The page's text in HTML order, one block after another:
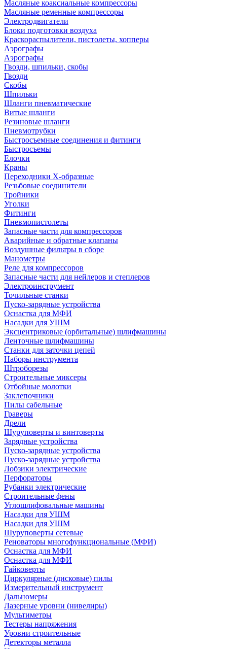
Масляные коаксиальные компрессоры
Масляные ременные компрессоры
Электродвигатели
Блоки подготовки воздуха
Краскораспылители, пистолеты, хопперы
Аэрографы
Аэрографы
Гвозди, шпильки, скобы
Гвозди
Скобы
Шпильки
Шланги пневматические
Витые шланги
Резиновые шланги
Пневмотрубки
Быстросъемные соединения и фитинги
Быстросъемы
Елочки
Краны
Переходники Х-образные
Резьбовые соединители
Тройники
Уголки
Фитинги
Пневмопистолеты
Запасные части для компрессоров
Аварийные и обратные клапаны
Воздушные фильтры в сборе
Манометры
Реле для компрессоров
Запасные части для нейлеров и степлеров
Электроинструмент
Точильные станки
Пуско-зарядные устройства
Оснастка для МФИ
Насадки для УШМ
Эксцентриковые (орбитальные) шлифмашины
Ленточные шлифмашины
Станки для заточки цепей
Наборы инструмента
Штроборезы
Строительные миксеры
Отбойные молотки
Заклепочники
Пилы сабельные
Граверы
Дрели
Шуруповерты и винтоверты
Зарядные устройства
Пуско-зарядные устройства
Пуско-зарядные устройства
Лобзики электрические
Перфораторы
Рубанки электрические
Строительные фены
Углошлифовальные машины
Насадки для УШМ
Насадки для УШМ
Шуруповерты сетевые
Реноваторы многофункциональные (МФИ)
Оснастка для МФИ
Оснастка для МФИ
Гайковерты
Циркулярные (дисковые) пилы
Измерительный инструмент
Дальномеры
Лазерные уровни (нивелиры)
Мультиметры
Тестеры напряжения
Уровни строительные
Детекторы металла